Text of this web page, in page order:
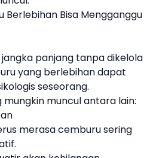
Berlebihan Bisa Mengganggu
panjang tanpa dikelola
yang berlebihan dapat
seseorang.
muncul antara lain:
merasa cemburu sering